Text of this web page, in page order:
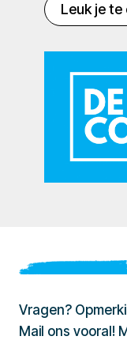
Leuk je
Vragen?
Mail ons vooral!